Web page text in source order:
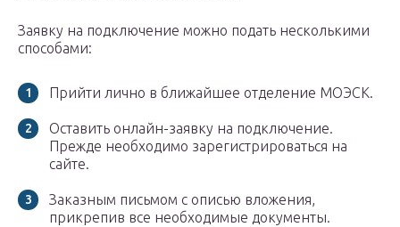
Заявку на подключение можно подать несколькими
способами:
Прийти лично в ближайшее отделение МОЭСК.
Оставить онлайн-заявку на подключение.
Прежде необходимо зарегистрироваться на
сайте.
Заказным письмом с описью вложения,
прикрепив все необходимые документы.